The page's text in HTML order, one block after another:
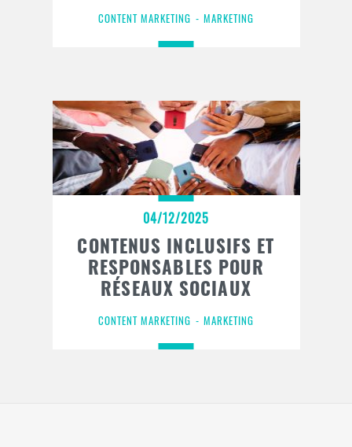
CONTENT MARKETING MARKETING
04/12/2025
CONTENUS INCLUSIFS ET
RESPONSABLES POUR
RÉSEAUX SOCIAUX
CONTENT MARKETING MARKETING